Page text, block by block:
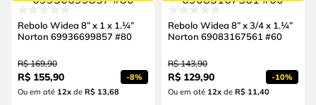
Rebolo Widea 8” x 1 x 1.¼”
Norton 69936699857 #80
R$ 169,90
R$ 155,90 -8%
Ou em até 12xde R$ 13,68
Rebolo Widea 8” x 3/4 x 1.¼”
Norton 69083167561 #60
R$ 143,90
R$ 129,90 -10%
Ou em até 12xde R$ 11,40